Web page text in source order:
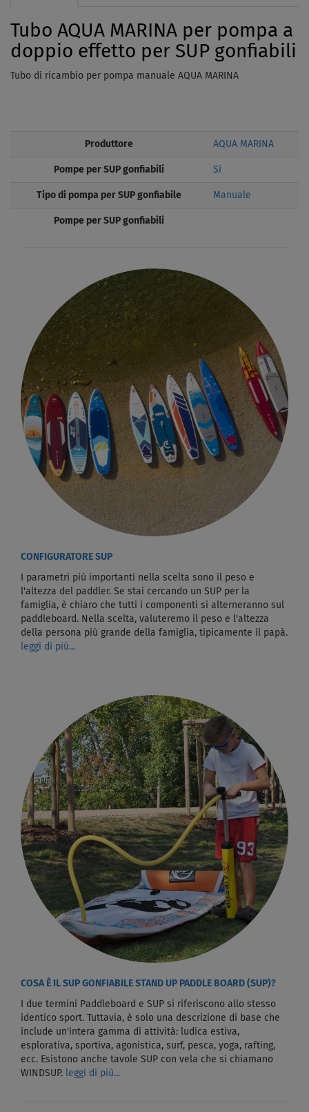
Tubo AQUA MARINA per pompa a
doppio effetto per SUP gonfiabili
Tubo di ricambio per pompa manuale AQUA MARINA
Produttore AQUA MARINA
Pompe per SUP gonfiabili Si
Tipo di pompa per SUP gonfiabile Manuale
Pompe per SUP gonfiabili
CONFIGURATORE SUP
I parametri più importanti nella scelta sono il peso e
l'altezza del paddler. Se stai cercando un SUP per la
famiglia, è chiaro che tutti i componenti si alterneranno sul
paddleboard. Nella scelta, valuteremo il peso e l'altezza
della persona più grande della famiglia, tipicamente il papà.
leggi di più...
COSA È IL SUP GONFIABILE STAND UP PADDLE BOARD (SUP)?
I due termini Paddleboard e SUP si riferiscono allo stesso
identico sport. Tuttavia, è solo una descrizione di base che
include un'intera gamma di attività: ludica estiva,
esplorativa, sportiva, agonistica, surf, pesca, yoga, rafting,
ecc. Esistono anche tavole SUP con vela che si chiamano
WINDSUP. leggi di più...